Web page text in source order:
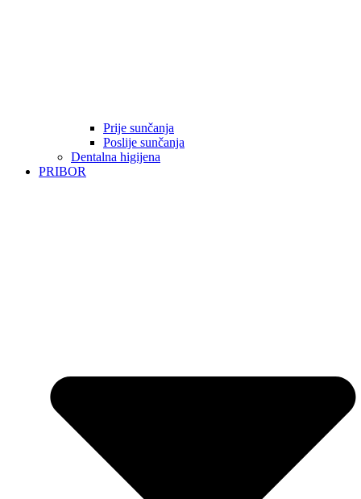
Prije sunčanja
Poslije sunčanja
Dentalna higijena
PRIBOR